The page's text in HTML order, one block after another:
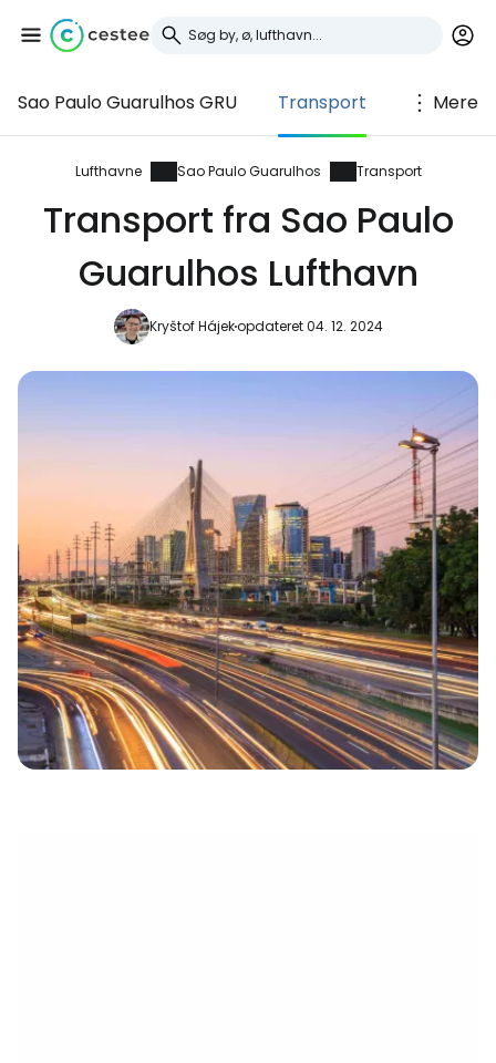
Sao Paulo Guarulhos GRU Transport Mere
Lufthavne Sao Paulo Guarulhos Transport
Transport fra Sao Paulo
Guarulhos Lufthavn
Kryštof Hájekopdateret 04. 12. 2024
Log ind på Cestee
... det verdensomspændende
Fortsæt med Google
Fortsæt med e-mail